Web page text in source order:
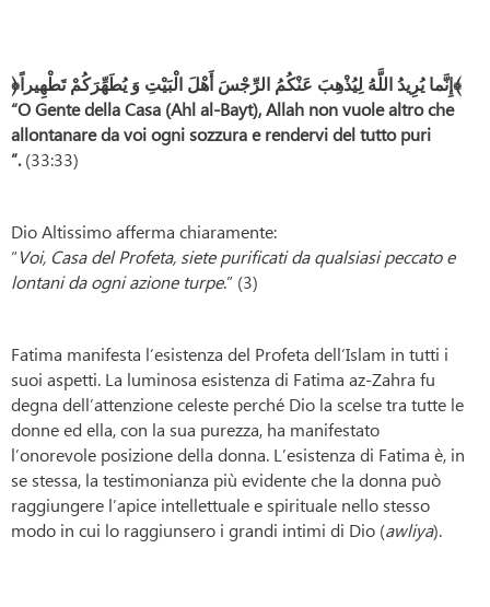
﴿إِنَّما يُرِيدُ اللَّهُ لِيُذْهِبَ عَنْكُمُ الرِّجْسَ أَهْلَ الْبَيْتِ وَ يُطَهِّرَكُمْ تَطْهِيراً﴾
“O Gente della Casa (Ahl al-Bayt), Allah non vuole altro che
allontanare da voi ogni sozzura e rendervi del tutto puri
”.(33:33)
Dio Altissimo afferma chiaramente:
“Voi, Casa del Profeta, siete purificati da qualsiasi peccato e
lontani da ogni azione turpe.” (3)
Fatima manifesta l’esistenza del Profeta dell’Islam in tutti i
suoi aspetti. La luminosa esistenza di Fatima az-Zahra fu
degna dell’attenzione celeste perché Dio la scelse tra tutte le
donne ed ella, con la sua purezza, ha manifestato
l’onorevole posizione della donna. L’esistenza di Fatima è, in
se stessa, la testimonianza più evidente che la donna può
raggiungere l’apice intellettuale e spirituale nello stesso
modo in cui lo raggiunsero i grandi intimi di Dio (awliya).